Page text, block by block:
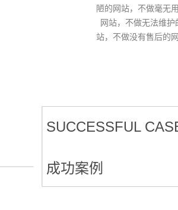
陋的网站，不做毫无
网站，不做无法维护
站，不做没有售后的网
SUCCESSFUL
成功案例